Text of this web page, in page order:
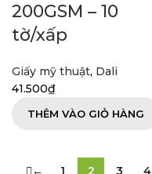
200GSM – 10
tờ/xấp
Giấy mỹ thuật, Dali
41.500₫
THÊM VÀO GIỎ HÀNG
← 1 2 3 4